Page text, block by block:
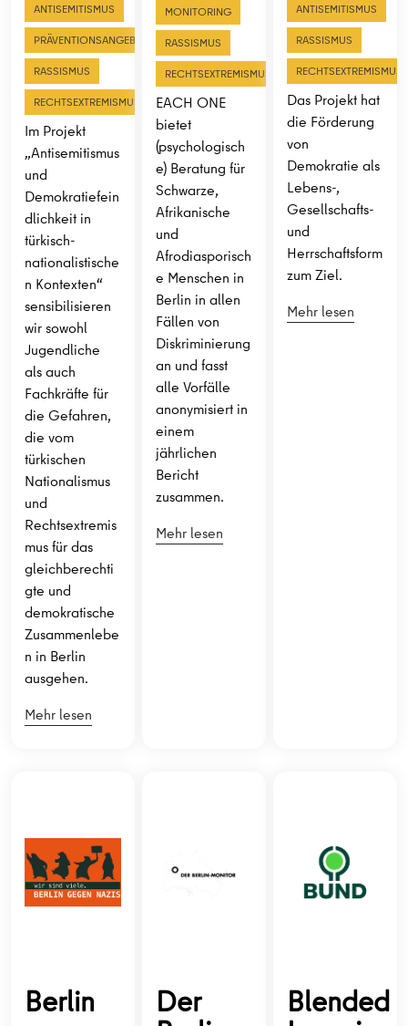
ANTISEMITISMUS
PRÄVENTIONSANGEBOTE
RASSISMUS
RECHTSEXTREMISMUS
Im Projekt
„Antisemitismus
und
Demokratiefein
dlichkeit in
türkisch-
nationalistische
n Kontexten“
sensibilisieren
wir sowohl
Jugendliche
als auch
Fachkräfte für
die Gefahren,
die vom
türkischen
Nationalismus
und
Rechtsextremis
mus für das
gleichberechti
gte und
demokratische
Zusammenlebe
n in Berlin
ausgehen.
Mehr lesen
MONITORING
RASSISMUS
RECHTSEXTREMISMUS
EACH ONE
bietet
(psychologisch
e) Beratung für
Schwarze,
Afrikanische
und
Afrodiasporisch
e Menschen in
Berlin in allen
Fällen von
Diskriminierung
an und fasst
alle Vorfälle
anonymisiert in
einem
jährlichen
Bericht
zusammen.
Mehr lesen
ANTISEMITISMUS
RASSISMUS
RECHTSEXTREMISMUS
Das Projekt hat
die Förderung
von
Demokratie als
Lebens-,
Gesellschafts-
und
Herrschaftsform
zum Ziel.
Mehr lesen
Berlin Der Blended